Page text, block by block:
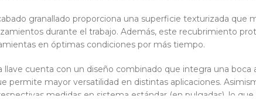
granallado proporciona una superficie texturizada que
durante el trabajo. Además, este recubrimiento
en óptimas condiciones por más tiempo.
llave cuenta con un diseño combinado que integra una
permite mayor versatilidad en distintas aplicaciones.
medidas en sistema estándar (en pulgadas), lo